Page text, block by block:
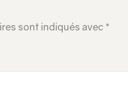
sont indiqués avec *